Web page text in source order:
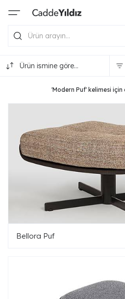
Ürün ismine göre
'Modern Puf' kelimesi için
Bellora Puf